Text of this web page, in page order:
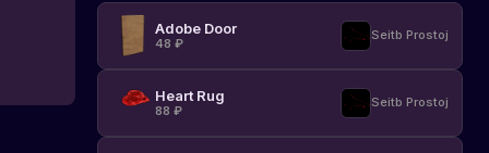
Adobe Door
48 ₽
Seitb Prostoj
Heart Rug
88 ₽
Seitb Prostoj